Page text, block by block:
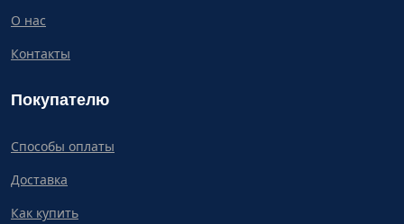
О нас
Контакты
Покупателю
Способы оплаты
Доставка
Как купить